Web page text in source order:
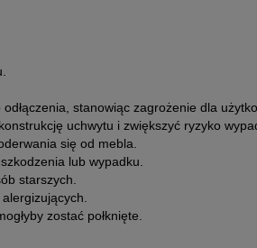
stanowiąc zagrożenie dla
uchwytu i zwiększyć ryzyko
się od mebla.
lub wypadku.
starszych.
zostać połknięte.